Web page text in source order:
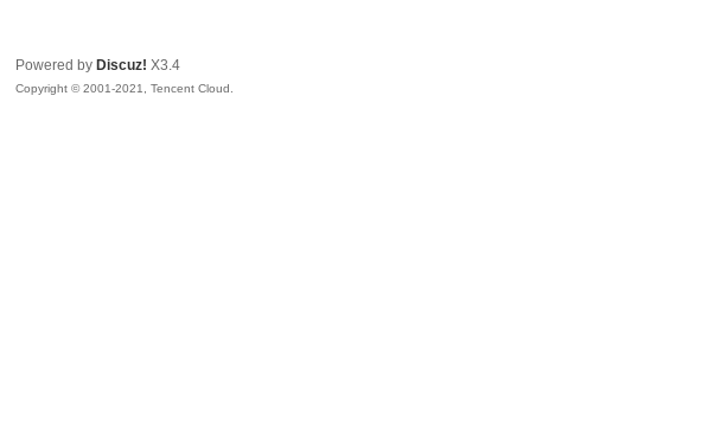
Powered by Discuz! X3.4
Copyright © 2001-2021, Tencent Cloud.